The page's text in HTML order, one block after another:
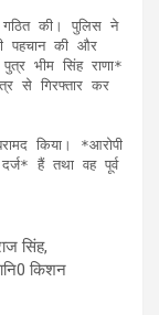
पहचान की और
भीम सिंह राणा*
से गिरफ्तार कर
हैं तथा वह पूर्व
सिंह,
किशन